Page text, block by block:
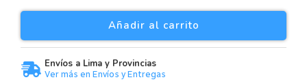
Añadir al carrito
Envíos a Lima y Provincias
Ver más en Envíos y Entregas